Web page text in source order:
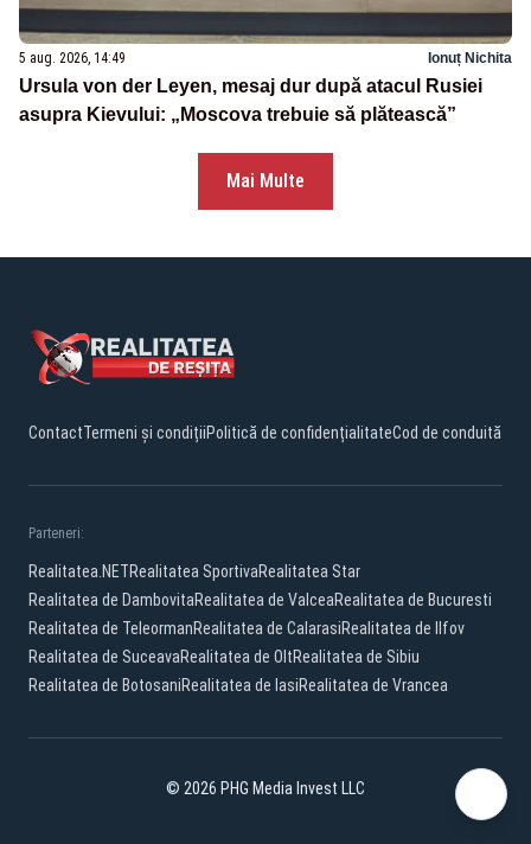
5 aug. 2026, 14:49 Ionuț Nichita
Ursula von der Leyen, mesaj dur după atacul Rusiei
asupra Kievului: „Moscova trebuie să plătească”
Mai Multe
ContactTermeni și condițiiPolitică de confidențialitateCod de conduită
Parteneri:
Realitatea.NETRealitatea SportivaRealitatea Star
Realitatea de DambovitaRealitatea de ValceaRealitatea de Bucuresti
Realitatea de TeleormanRealitatea de CalarasiRealitatea de Ilfov
Realitatea de SuceavaRealitatea de OltRealitatea de Sibiu
Realitatea de BotosaniRealitatea de IasiRealitatea de Vrancea
© 2026 PHG Media Invest LLC